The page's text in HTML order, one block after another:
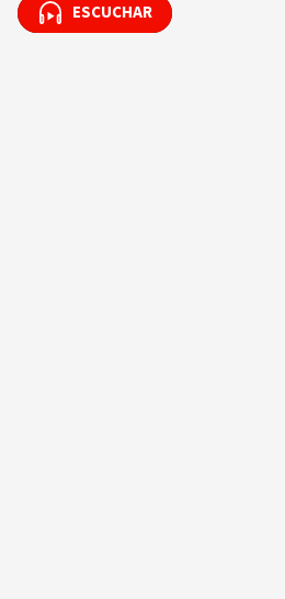
ESCUCHAR
ESCUCHAR